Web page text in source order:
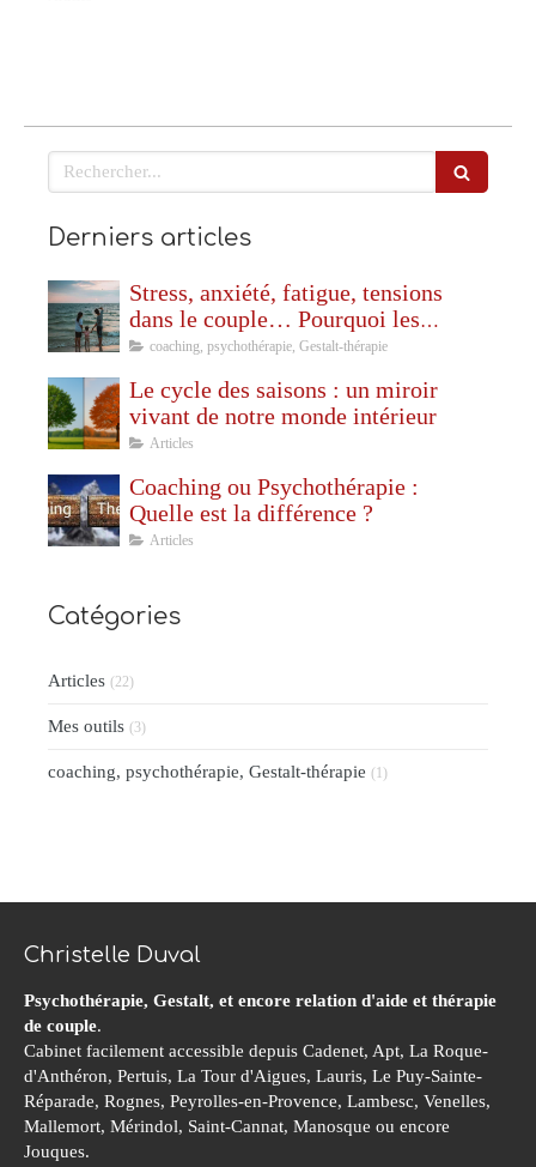
Rechercher
Derniers articles
Stress, anxiété, fatigue, tensions
dans le couple… Pourquoi les
vacances ne sont pas toujours
coaching, psychothérapie, Gestalt-thérapie
Le cycle des saisons : un miroir
vivant de notre monde intérieur
Articles
Coaching ou Psychothérapie :
Quelle est la différence ?
Articles
Catégories
Articles (22)
Mes outils (3)
coaching, psychothérapie, Gestalt-thérapie (1)
Christelle Duval
Psychothérapie, Gestalt, et encore relation d'aide et thérapie
de couple.
Cabinet facilement accessible depuis Cadenet, Apt, La Roque-
d'Anthéron, Pertuis, La Tour d'Aigues, Lauris, Le Puy-Sainte-
Réparade, Rognes, Peyrolles-en-Provence, Lambesc, Venelles,
Mallemort, Mérindol, Saint-Cannat, Manosque ou encore
Jouques.